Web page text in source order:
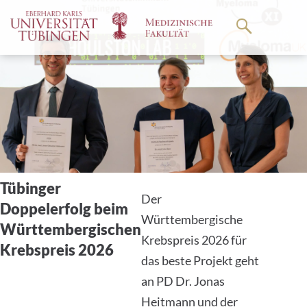
zum
Hauptteil
Tübinger
Doppelerfolg beim
Württembergischen
Krebspreis 2026
Der
Württembergische
Krebspreis 2026 für
das beste Projekt geht
an PD Dr. Jonas
Heitmann und der